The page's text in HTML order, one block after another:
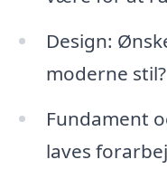
Design:
moderne stil?
Fundament
laves